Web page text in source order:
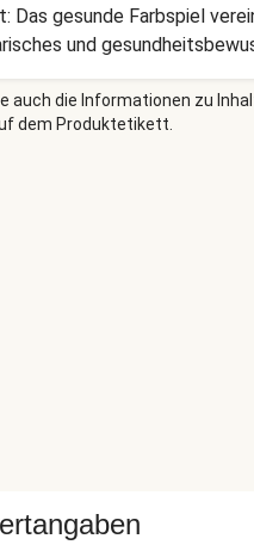
Das gesunde Farbspiel
und
große Portion Gemüse,
Chilischärfe. Außerdem
und Proteine, die Dich lange
auch die Informationen zu
dem Produktetikett.